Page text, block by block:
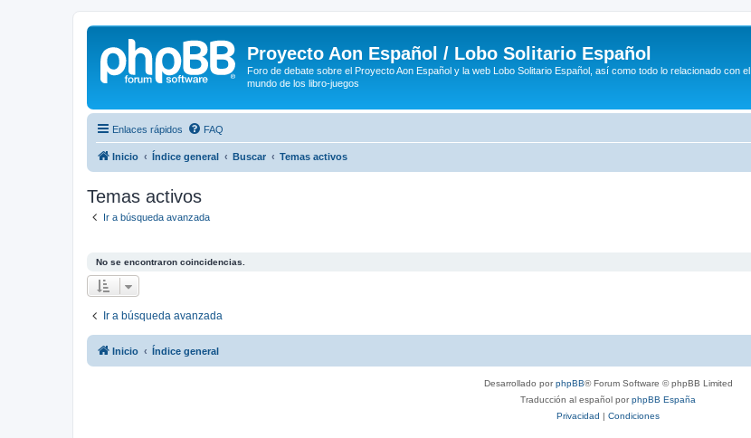
Proyecto Aon Español / Lobo Solitario Español
Foro de debate sobre el Proyecto Aon Español y la web Lobo Solitario Español, así como todo lo relacionado con el
mundo de los libro-juegos
Enlaces rápidos FAQ
Inicio Índice general Buscar Temas activos
Temas activos
Ir a búsqueda avanzada
No se encontraron coincidencias.
Ir a búsqueda avanzada
Inicio Índice general
Desarrollado porphpBB® Forum Software © phpBB Limited
Traducción al español porphpBB España
Privacidad | Condiciones